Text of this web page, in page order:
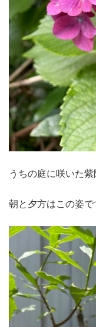
うちの庭に咲いた紫
朝と夕方はこの姿で